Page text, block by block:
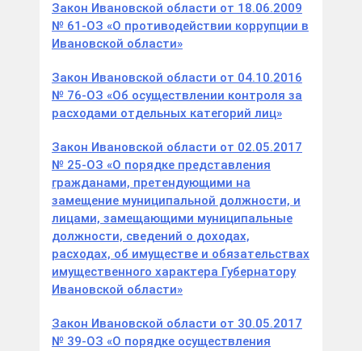
Закон Ивановской области от 18.06.2009
№ 61-ОЗ «О противодействии коррупции в
Ивановской области»
Закон Ивановской области от 04.10.2016
№ 76-ОЗ «Об осуществлении контроля за
расходами отдельных категорий лиц»
Закон Ивановской области от 02.05.2017
№ 25-ОЗ «О порядке представления
гражданами, претендующими на
замещение муниципальной должности, и
лицами, замещающими муниципальные
должности, сведений о доходах,
расходах, об имуществе и обязательствах
имущественного характера Губернатору
Ивановской области»
Закон Ивановской области от 30.05.2017
№ 39-ОЗ «О порядке осуществления